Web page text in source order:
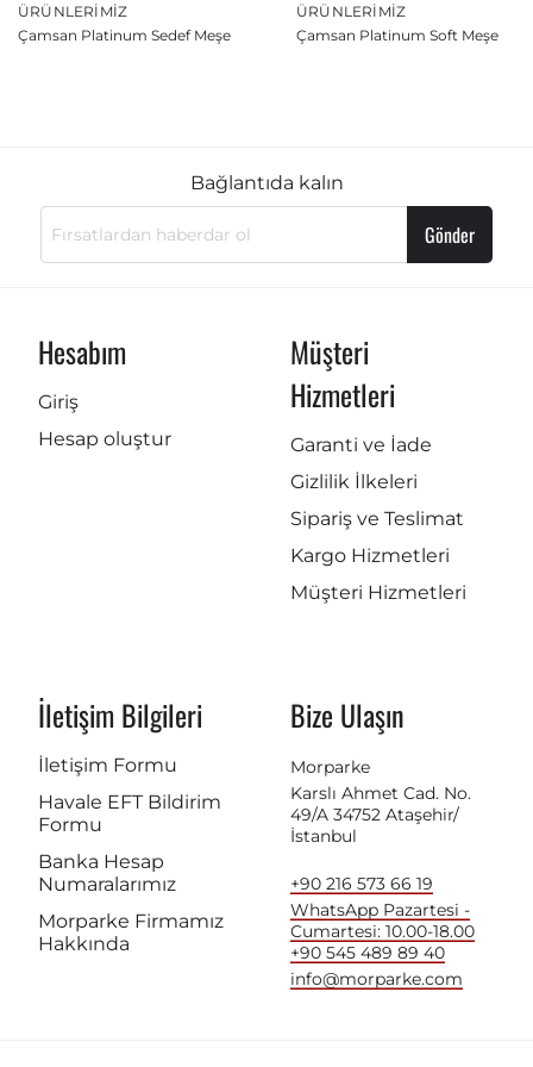
ÜRÜNLERIMIZ
Çamsan Platinum Sedef Meşe
ÜRÜNLERIMIZ
Çamsan Platinum Soft Meşe
Bağlantıda kalın
Gönder
Hesabım
Giriş
Hesap oluştur
Müşteri
Hizmetleri
Garanti ve İade
Gizlilik İlkeleri
Sipariş ve Teslimat
Kargo Hizmetleri
Müşteri Hizmetleri
İletişim Bilgileri
İletişim Formu
Havale EFT Bildirim
Formu
Banka Hesap
Numaralarımız
Morparke Firmamız
Hakkında
Bize Ulaşın
Morparke
Karslı Ahmet Cad. No.
49/A 34752 Ataşehir/
İstanbul
+90 216 573 66 19
WhatsApp Pazartesi -
Cumartesi: 10.00-18.00
+90 545 489 89 40
info@morparke.com